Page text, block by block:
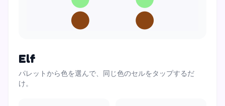
Elf
パレットから色を選んで、同じ色のセルをタップするだ
け。